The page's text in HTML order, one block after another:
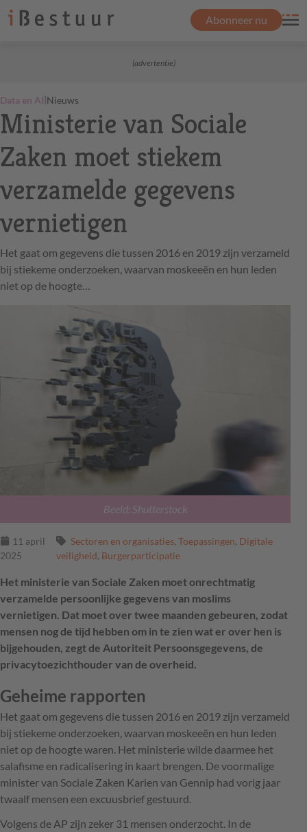
Abonneer nu
(advertentie)
Data en AI|Nieuws
Ministerie van Sociale
Zaken moet stiekem
verzamelde gegevens
vernietigen
Het gaat om gegevens die tussen 2016 en 2019 zijn verzameld
bij stiekeme onderzoeken, waarvan moskeeën en hun leden
niet op de hoogte…
Beeld: Shutterstock
11 april
2025
Sectoren en organisaties, Toepassingen, Digitale
veiligheid, Burgerparticipatie
Het ministerie van Sociale Zaken moet onrechtmatig
verzamelde persoonlijke gegevens van moslims
vernietigen. Dat moet over twee maanden gebeuren, zodat
mensen nog de tijd hebben om in te zien wat er over hen is
bijgehouden, zegt de Autoriteit Persoonsgegevens, de
privacytoezichthouder van de overheid.
Geheime rapporten
Het gaat om gegevens die tussen 2016 en 2019 zijn verzameld
bij stiekeme onderzoeken, waarvan moskeeën en hun leden
niet op de hoogte waren. Het ministerie wilde daarmee het
salafisme en radicalisering in kaart brengen. De voormalige
minister van Sociale Zaken Karien van Gennip had vorig jaar
twaalf mensen een excuusbrief gestuurd.
Volgens de AP zijn zeker 31 mensen onderzocht. In de